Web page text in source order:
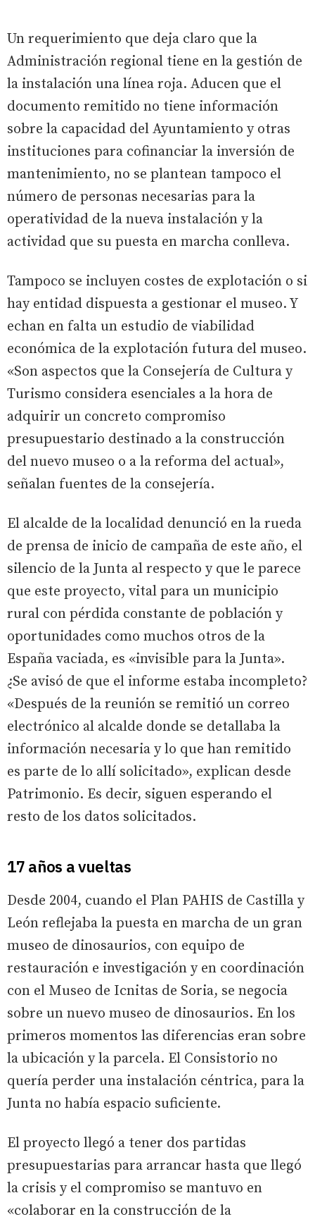
Un requerimiento que deja claro que la
Administración regional tiene en la gestión de
la instalación una línea roja. Aducen que el
documento remitido no tiene información
sobre la capacidad del Ayuntamiento y otras
instituciones para cofinanciar la inversión de
mantenimiento, no se plantean tampoco el
número de personas necesarias para la
operatividad de la nueva instalación y la
actividad que su puesta en marcha conlleva.
Tampoco se incluyen costes de explotación o si
hay entidad dispuesta a gestionar el museo. Y
echan en falta un estudio de viabilidad
económica de la explotación futura del museo.
«Son aspectos que la Consejería de Cultura y
Turismo considera esenciales a la hora de
adquirir un concreto compromiso
presupuestario destinado a la construcción
del nuevo museo o a la reforma del actual»,
señalan fuentes de la consejería.
El alcalde de la localidad denunció en la rueda
de prensa de inicio de campaña de este año, el
silencio de la Junta al respecto y que le parece
que este proyecto, vital para un municipio
rural con pérdida constante de población y
oportunidades como muchos otros de la
España vaciada, es «invisible para la Junta».
¿Se avisó de que el informe estaba incompleto?
«Después de la reunión se remitió un correo
electrónico al alcalde donde se detallaba la
información necesaria y lo que han remitido
es parte de lo allí solicitado», explican desde
Patrimonio. Es decir, siguen esperando el
resto de los datos solicitados.
17 años a vueltas
Desde 2004, cuando el Plan PAHIS de Castilla y
León reflejaba la puesta en marcha de un gran
museo de dinosaurios, con equipo de
restauración e investigación y en coordinación
con el Museo de Icnitas de Soria, se negocia
sobre un nuevo museo de dinosaurios. En los
primeros momentos las diferencias eran sobre
la ubicación y la parcela. El Consistorio no
quería perder una instalación céntrica, para la
Junta no había espacio suficiente.
El proyecto llegó a tener dos partidas
presupuestarias para arrancar hasta que llegó
la crisis y el compromiso se mantuvo en
«colaborar en la construcción de la